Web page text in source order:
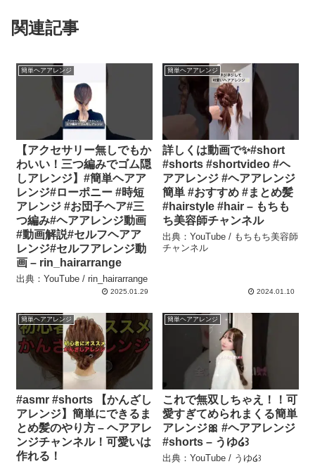
関連記事
簡単ヘアアレンジ
【アクセサリー無しでもか
わいい！三つ編みでゴム隠
しアレンジ】#簡単ヘアア
レンジ#ローポニー #時短
アレンジ #お団子ヘア#三
つ編み#ヘアアレンジ動画
#動画解説#セルフヘアア
レンジ#セルフアレンジ動
画 – rin_hairarrange
出典：YouTube / rin_hairarrange
2025.01.29
簡単ヘアアレンジ
詳しくは動画で✨#short
#shorts #shortvideo #ヘ
アアレンジ #ヘアアレンジ
簡単 #おすすめ #まとめ髪
#hairstyle #hair – もちも
ち美容師チャンネル
出典：YouTube / もちもち美容師
チャンネル
2024.01.10
簡単ヘアアレンジ
#asmr #shorts 【かんざし
アレンジ】簡単にできるま
とめ髪のやり方 – ヘアアレ
ンジチャンネル！可愛いは
作れる！
簡単ヘアアレンジ
これで無双しちゃえ！！可
愛すぎてめられまくる簡単
アレンジ🎀 #ヘアアレンジ
#shorts – うゆ໒꒱
出典：YouTube / うゆ໒꒱